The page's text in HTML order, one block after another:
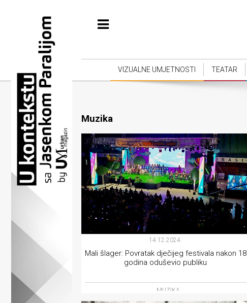
Vizualne
umjetnosti
Teatar
Književnost
Muzika
Film
Intervju
Kolumne
Lifestyle
Beauty
Zdravlje
VIZUALNE UMJETNOSTI TEATAR
Muzika
14.12.2024.
Mali šlager: Povratak dječijeg festivala nakon 18
godina oduševio publiku
MUZIKA